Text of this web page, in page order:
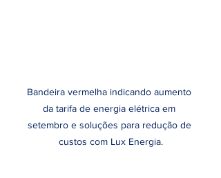
Bandeira vermelha indicando aumento
da tarifa de energia elétrica em
setembro e soluções para redução de
custos com Lux Energia.